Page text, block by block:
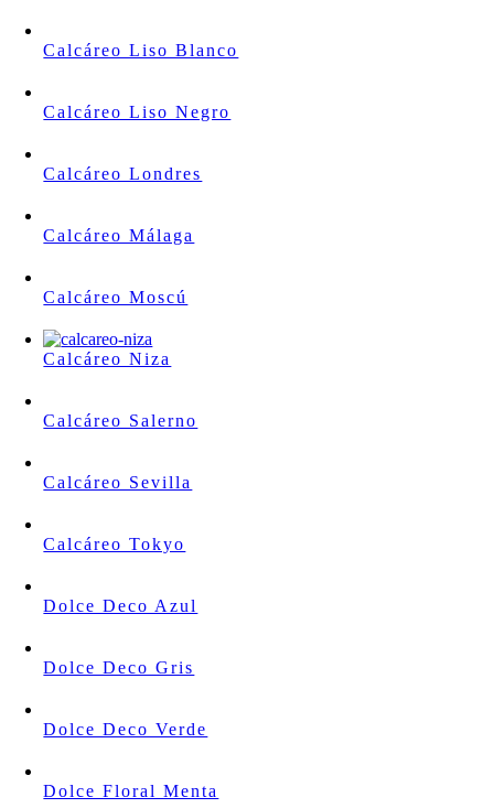
Calcáreo Liso Blanco
Calcáreo Liso Negro
Calcáreo Londres
Calcáreo Málaga
Calcáreo Moscú
Calcáreo Niza
Calcáreo Salerno
Calcáreo Sevilla
Calcáreo Tokyo
Dolce Deco Azul
Dolce Deco Gris
Dolce Deco Verde
Dolce Floral Menta